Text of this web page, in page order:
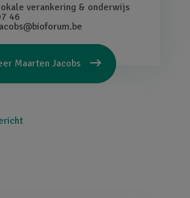
verankering & onderwijs
46
Maarten Jacobs